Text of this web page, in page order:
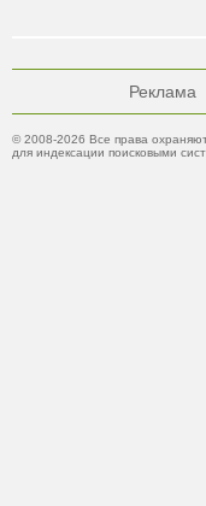
Реклама
© 2008-2026 Все права
для индексации поисковыми